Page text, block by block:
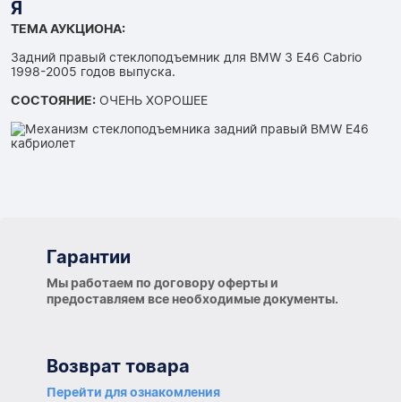
Я
ТЕМА АУКЦИОНА:
Задний правый стеклоподъемник для BMW 3 E46 Cabrio
1998-2005 годов выпуска.
СОСТОЯНИЕ: ОЧЕНЬ ХОРОШЕЕ
Гарантии
Мы работаем по договору оферты и
предоставляем все необходимые документы.
Возврат товара
Перейти для ознакомления